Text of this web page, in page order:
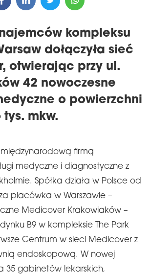
kompleksu
dołączyła sieć
otwierając przy ul.
42 nowoczesne
o powierzchni
mkw.
firmą
medyczne i diagnostyczne z
Spółka działa w Polsce od
placówka w Warszawie –
Medicover Krakowiaków –
B9 w kompleksie The Park
Centrum w sieci Medicover z
endoskopową. W nowej
35 gabinetów lekarskich,